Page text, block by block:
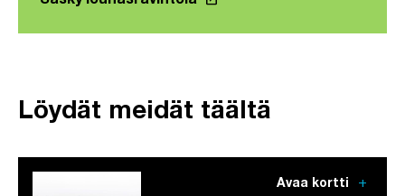
Löydät meidät täältä
Avaa kortti add